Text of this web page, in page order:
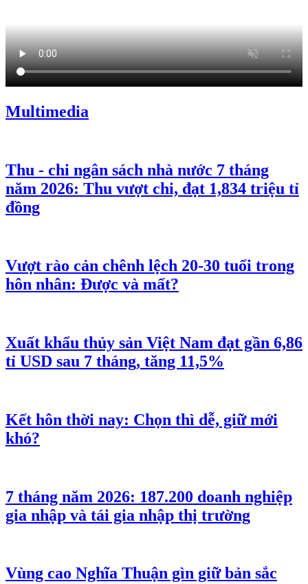
Multimedia
Thu - chi ngân sách nhà nước 7 tháng
năm 2026: Thu vượt chi, đạt 1,834 triệu tỉ
đồng
Vượt rào cản chênh lệch 20-30 tuổi trong
hôn nhân: Được và mất?
Xuất khẩu thủy sản Việt Nam đạt gần 6,86
tỉ USD sau 7 tháng, tăng 11,5%
Kết hôn thời nay: Chọn thì dễ, giữ mới
khó?
7 tháng năm 2026: 187.200 doanh nghiệp
gia nhập và tái gia nhập thị trường
Vùng cao Nghĩa Thuận gìn giữ bản sắc